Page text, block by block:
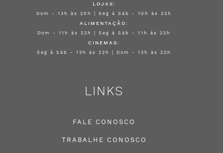
LOJAS:
Dom - 13h às 20h | Seg à Sáb - 10h às 22h
ALIMENTAÇÃO:
Dom - 11h às 22h | Seg à Sáb - 11h às 22h
CINEMAS:
Seg à Sáb - 13h às 22h | Dom - 13h às 22h
LINKS
FALE CONOSCO
TRABALHE CONOSCO